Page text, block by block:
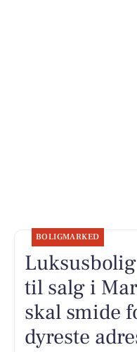
BOLIGMARKED
til salg i
skal smide
dyreste